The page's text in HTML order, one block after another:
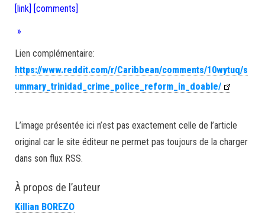
[link] [comments]
»
Lien complémentaire:
https://www.reddit.com/r/Caribbean/comments/10wytuq/s
ummary_trinidad_crime_police_reform_in_doable/
L’image présentée ici n’est pas exactement celle de l’article
original car le site éditeur ne permet pas toujours de la charger
dans son flux RSS.
À propos de l’auteur
Killian BOREZO